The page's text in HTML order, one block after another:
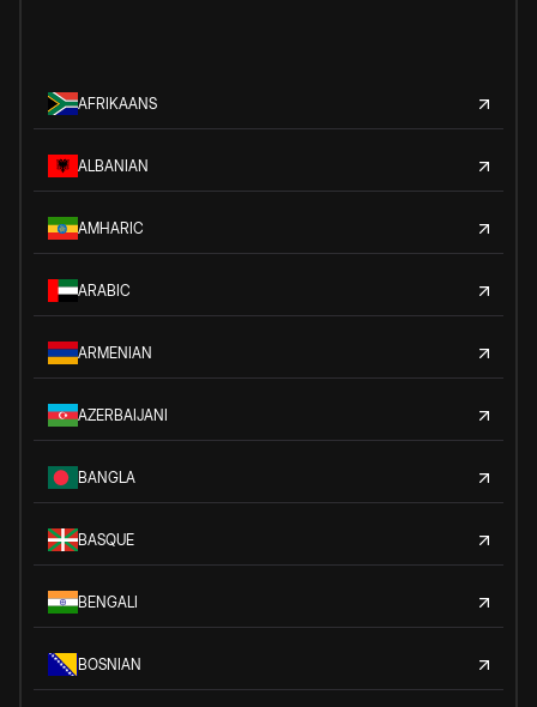
AFRIKAANS
ALBANIAN
AMHARIC
ARABIC
ARMENIAN
AZERBAIJANI
BANGLA
BASQUE
BENGALI
BOSNIAN